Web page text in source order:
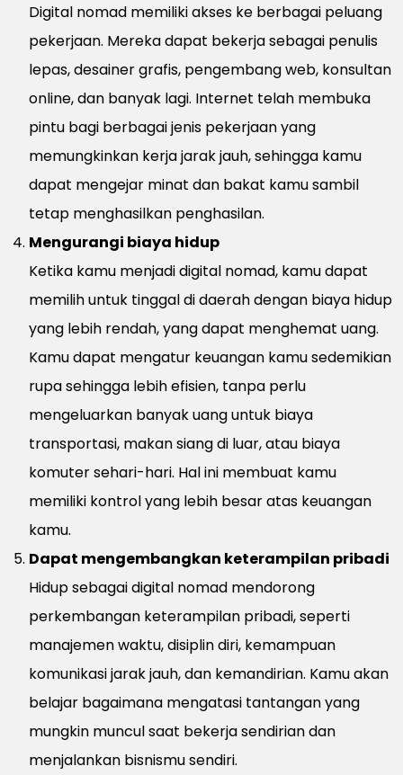
Digital nomad memiliki akses ke berbagai peluang
pekerjaan. Mereka dapat bekerja sebagai penulis
lepas, desainer grafis, pengembang web, konsultan
online, dan banyak lagi. Internet telah membuka
pintu bagi berbagai jenis pekerjaan yang
memungkinkan kerja jarak jauh, sehingga kamu
dapat mengejar minat dan bakat kamu sambil
tetap menghasilkan penghasilan.
Mengurangi biaya hidup
Ketika kamu menjadi digital nomad, kamu dapat
memilih untuk tinggal di daerah dengan biaya hidup
yang lebih rendah, yang dapat menghemat uang.
Kamu dapat mengatur keuangan kamu sedemikian
rupa sehingga lebih efisien, tanpa perlu
mengeluarkan banyak uang untuk biaya
transportasi, makan siang di luar, atau biaya
komuter sehari-hari. Hal ini membuat kamu
memiliki kontrol yang lebih besar atas keuangan
kamu.
Dapat mengembangkan keterampilan pribadi
Hidup sebagai digital nomad mendorong
perkembangan keterampilan pribadi, seperti
manajemen waktu, disiplin diri, kemampuan
komunikasi jarak jauh, dan kemandirian. Kamu akan
belajar bagaimana mengatasi tantangan yang
mungkin muncul saat bekerja sendirian dan
menjalankan bisnismu sendiri.